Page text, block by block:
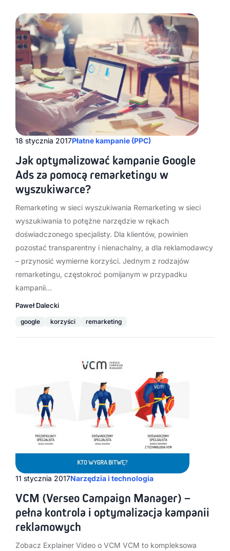
18 stycznia 2017Płatne kampanie (PPC)
Jak optymalizować kampanie Google
Ads za pomocą remarketingu w
wyszukiwarce?
Remarketing w sieci wyszukiwania Remarketing w sieci
wyszukiwania to potężne narzędzie w rękach
doświadczonego specjalisty. Dla klientów, powinien
pozostać transparentny i nienachalny, a dla reklamodawcy
– przynosić wymierne korzyści. Jednym z rodzajów
remarketingu, częstokroć pomijanym w przypadku
kampanii…
Paweł Dalecki
google korzyści remarketing
11 stycznia 2017Narzędzia i technologia
VCM (Verseo Campaign Manager) –
pełna kontrola i optymalizacja kampanii
reklamowych
Zobacz Explainer Video o VCM VCM to kompleksowa